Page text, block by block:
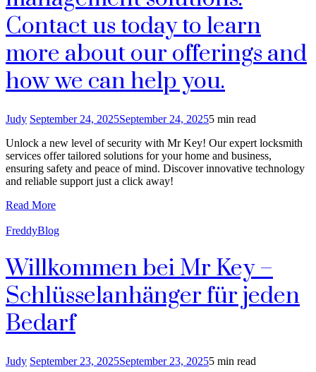
Contact us today to learn
more about our offerings and
how we can help you.
Judy September 24, 2025September 24, 20255 min read
Unlock a new level of security with Mr Key! Our expert locksmith
services offer tailored solutions for your home and business,
ensuring safety and peace of mind. Discover innovative technology
and reliable support just a click away!
Read More
FreddyBlog
Willkommen bei Mr Key –
Schlüsselanhänger für jeden
Bedarf
Judy September 23, 2025September 23, 20255 min read